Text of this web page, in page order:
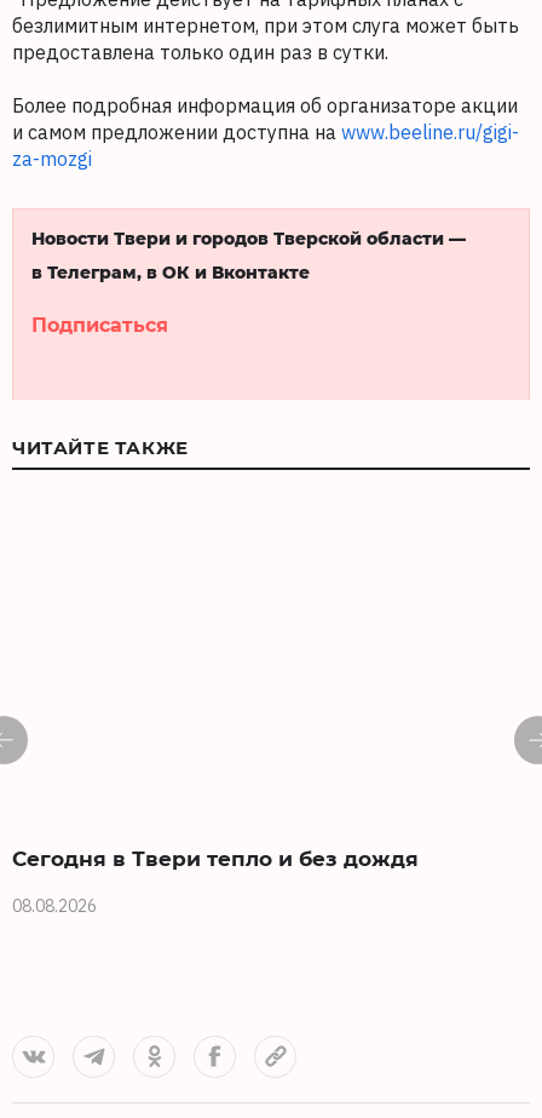
безлимитным интернетом, при этом слуга может быть
предоставлена только один раз в сутки.
Более подробная информация об организаторе акции
и самом предложении доступна на www.beeline.ru/gigi-
za-mozgi
Новости Твери и городов Тверской области —
в Телеграм, в ОК и Вконтакте
Подписаться
ЧИТАЙТЕ ТАКЖЕ
Сегодня в Твери тепло и без дождя
08.08.2026